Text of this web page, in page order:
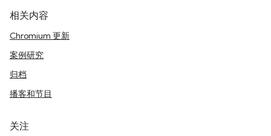
相关内容
Chromium 更新
案例研究
归档
播客和节目
关注